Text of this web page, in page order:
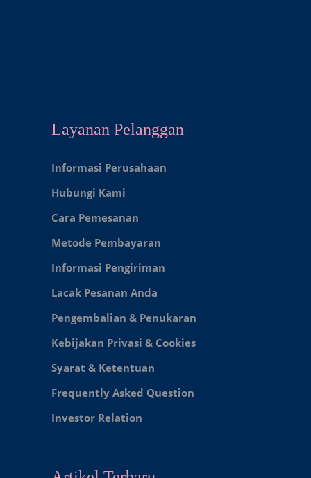
Layanan Pelanggan
Informasi Perusahaan
Hubungi Kami
Cara Pemesanan
Metode Pembayaran
Informasi Pengiriman
Lacak Pesanan Anda
Pengembalian & Penukaran
Kebijakan Privasi & Cookies
Syarat & Ketentuan
Frequently Asked Question
Investor Relation